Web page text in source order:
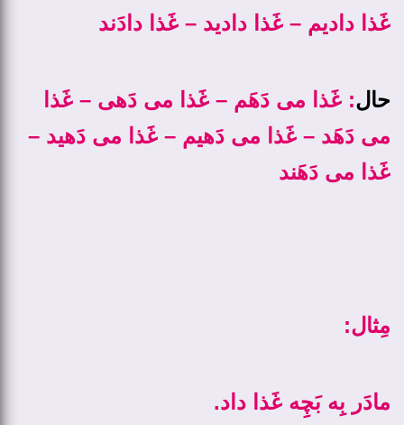
غَذا دادیم – غَذا دادید – غَذا دادَند
حال: غَذا می ­دَهَم – غَذا می ­دَهی – غَذا
می ­دَهَد – غَذا می­ دَهیم – غَذا می ­دَهید –
غَذا می ­دَهَند
:مِثال
.مادَر بِه بَچِه غَذا داد